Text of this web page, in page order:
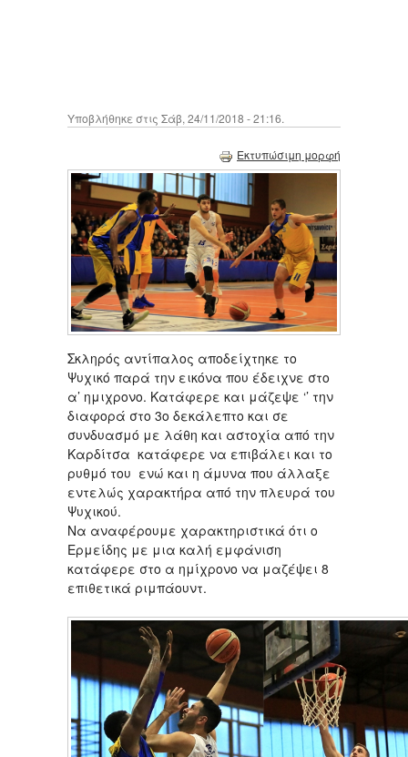
Υποβλήθηκε στις Σάβ, 24/11/2018 - 21:16.
Εκτυπώσιμη μορφή
Σκληρός αντίπαλος αποδείχτηκε το
Ψυχικό παρά την εικόνα που έδειχνε στο
α’ ημιχρονο. Κατάφερε και μάζεψε ‘’ την
διαφορά στο 3ο δεκάλεπτο και σε
συνδυασμό με λάθη και αστοχία από την
Καρδίτσα κατάφερε να επιβάλει και το
ρυθμό του ενώ και η άμυνα που άλλαξε
εντελώς χαρακτήρα από την πλευρά του
Ψυχικού.
Να αναφέρουμε χαρακτηριστικά ότι ο
Ερμείδης με μια καλή εμφάνιση
κατάφερε στο α ημίχρονο να μαζέψει 8
επιθετικά ριμπάουντ.